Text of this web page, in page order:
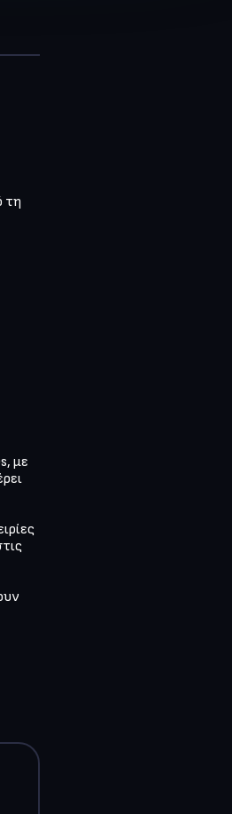
τη
με